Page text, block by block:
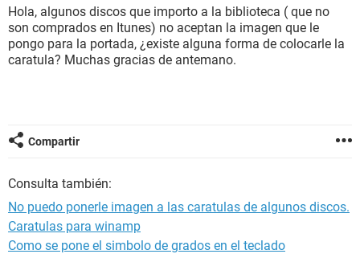
Hola, algunos discos que importo a la biblioteca ( que no
son comprados en Itunes) no aceptan la imagen que le
pongo para la portada, ¿existe alguna forma de colocarle la
caratula? Muchas gracias de antemano.
Compartir
Consulta también:
No puedo ponerle imagen a las caratulas de algunos discos.
Caratulas para winamp
Como se pone el simbolo de grados en el teclado